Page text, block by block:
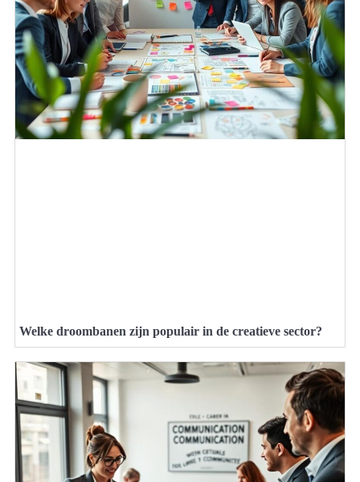
Welke droombanen zijn populair in de creatieve sector?